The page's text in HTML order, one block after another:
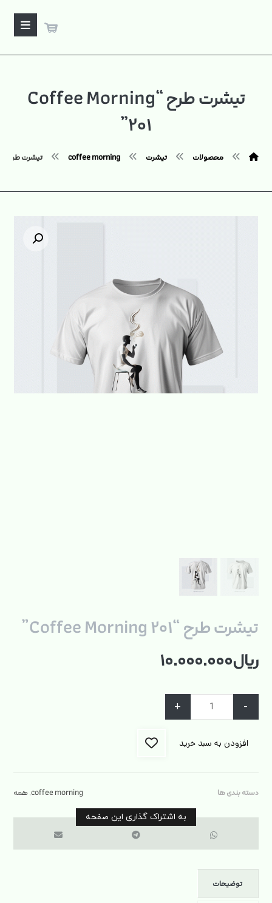
تیشرت طرح “Coffee Morning
۲۰۱”
محصولات تیشرت coffee morning تیشرت طرح "Coffee Morning ۲۰۱"
تیشرت طرح “Coffee Morning ۲۰۱”
ریال۱۰.۰۰۰.۰۰۰
-
+
افزودن به سبد خرید
دسته بندی ها coffee morning
,همه
توضیحات